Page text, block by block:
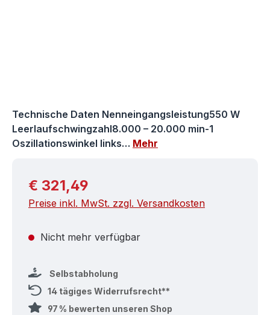
Technische Daten Nenneingangsleistung550 W
Leerlaufschwingzahl8.000 – 20.000 min-1
Oszillationswinkel links… Mehr
Regulärer Preis:
€ 321,49
Preise inkl. MwSt. zzgl. Versandkosten
Nicht mehr verfügbar
Selbstabholung
14 tägiges Widerrufsrecht**
97 % bewerten unseren Shop